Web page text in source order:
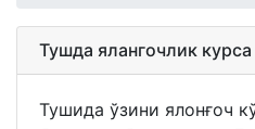
Тушда ялангочлик
Тушида ўзини ялонғоч